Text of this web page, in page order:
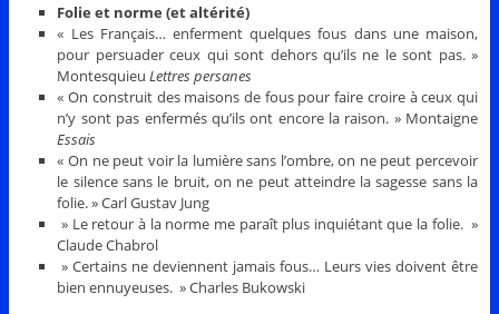
Folie et norme (et altérité)
« Les Français… enferment quelques fous dans une maison,
pour persuader ceux qui sont dehors qu’ils ne le sont pas. »
MontesquieuLettres persanes
« On construit des maisons de fous pour faire croire à ceux qui
n’y sont pas enfermés qu’ils ont encore la raison. » Montaigne
Essais
« On ne peut voir la lumière sans l’ombre, on ne peut percevoir
le silence sans le bruit, on ne peut atteindre la sagesse sans la
folie. » Carl Gustav Jung
» Le retour à la norme me paraît plus inquiétant que la folie. »
Claude Chabrol
» Certains ne deviennent jamais fous… Leurs vies doivent être
bien ennuyeuses. » Charles Bukowski